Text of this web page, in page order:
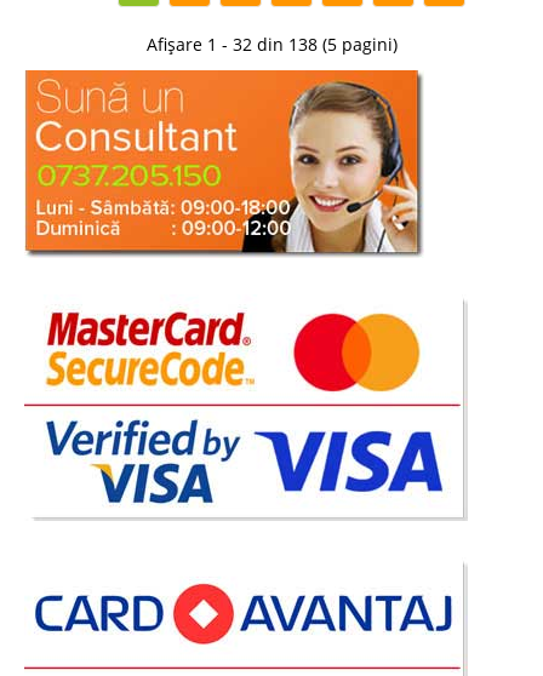
Canapea verde smarald extensibila
pentru living modern de Lux Perissa
Canapele extensibile verde inchis smarald de 3 si 2 locuri
pentru amenajare living modern de Lux Perissa ⭐ Daca sunteti in cautarea
unui set de canapele pentru amenajare living modern va propunem
canapeaua extensibila verde smarald pe catifea inchisa. Pu..
4.460 Lei
Pret Redus 2.587 Lei
In Stoc
Vezi Detalii
Adauga la Favorite
Afișare 1 - 32 din 138 (5 pagini)